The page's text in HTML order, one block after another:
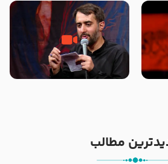
هیئت رایة العباس علیه السلام
–
شب
من غلام نوکراتم من عاشق کربلاتم
– شور زمینه – شب هفتم – محرم
مطالب